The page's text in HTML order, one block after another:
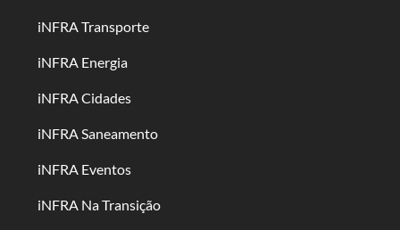
iNFRA Transporte
iNFRA Energia
iNFRA Cidades
iNFRA Saneamento
iNFRA Eventos
iNFRA Na Transição